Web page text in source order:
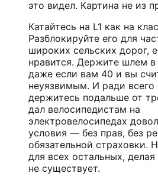
это видел. Картина не из
Катайтесь на L1 как на
Разблокируйте его для
широких сельских дорог,
нравится. Держите шлем в
даже если вам 40 и вы
неуязвимым. И ради всего
держитесь подальше от
дал велосипедистам на
электровелосипедах
условия — без прав, без
обязательной страховки.
для всех остальных,
не существует.